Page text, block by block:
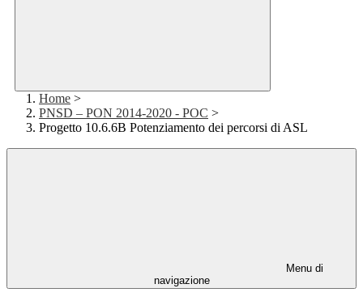
Home >
PNSD – PON 2014-2020 - POC >
Progetto 10.6.6B Potenziamento dei percorsi di ASL
Menu di
navigazione